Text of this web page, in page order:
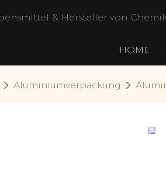
& Hersteller von
HOME
Aluminiumverpackung